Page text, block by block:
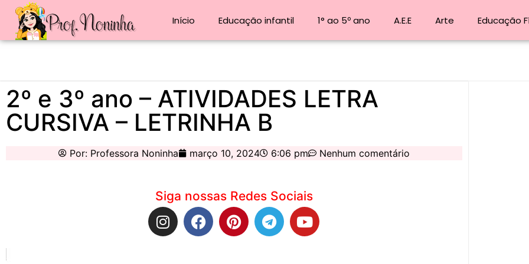
Início Educação infantil 1° ao 5º ano A.E.E Arte Educação
2º e 3º ano – ATIVIDADES LETRA
CURSIVA – LETRINHA B
Por:Professora Noninha março 10, 2024 6:06 pm Nenhum comentário
Siga nossas Redes Sociais